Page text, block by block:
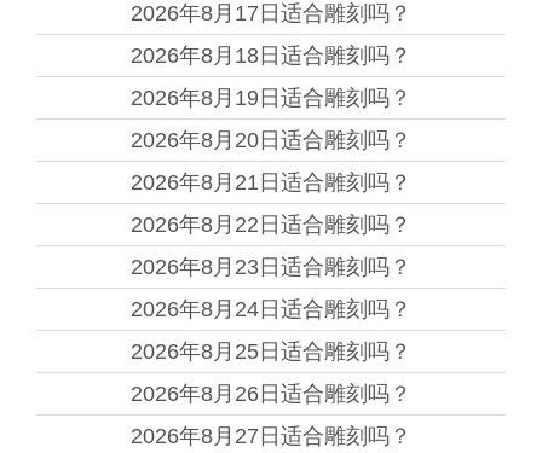
2026年8月17日 适合雕刻吗？
2026年8月18日 适合雕刻吗？
2026年8月19日 适合雕刻吗？
2026年8月20日 适合雕刻吗？
2026年8月21日 适合雕刻吗？
2026年8月22日 适合雕刻吗？
2026年8月23日 适合雕刻吗？
2026年8月24日 适合雕刻吗？
2026年8月25日 适合雕刻吗？
2026年8月26日 适合雕刻吗？
2026年8月27日 适合雕刻吗？